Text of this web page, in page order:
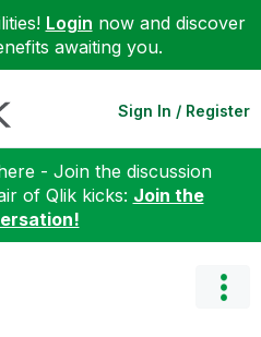
Login now and discover
awaiting you.
Sign In / Register
- Join the discussion
of Qlik kicks: Join the